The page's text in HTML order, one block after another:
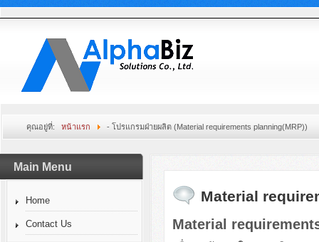
คุณอยู่ที่: หน้าแรก - โปรแกรมฝ่ายผลิต (Material requirements planning(MRP))
Main Menu
Home
Contact Us
Material
Material